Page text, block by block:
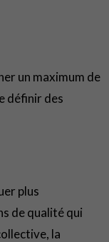
un maximum de
définir des
plus
de qualité qui
la